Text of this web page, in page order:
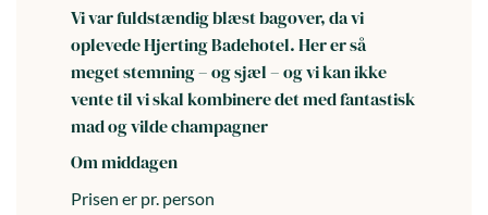
Vi var fuldstændig blæst bagover, da vi
oplevede Hjerting Badehotel. Her er så
meget stemning – og sjæl – og vi kan ikke
vente til vi skal kombinere det med fantastisk
mad og vilde champagner
Om middagen
Prisen er pr. person